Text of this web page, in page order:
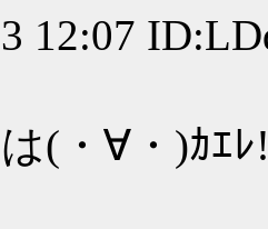
12:07
(・∀・)ｶｴﾚ